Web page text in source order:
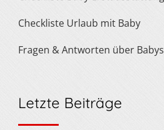
Checkliste Urlaub mit Baby
Fragen & Antworten über Babys
Letzte Beiträge